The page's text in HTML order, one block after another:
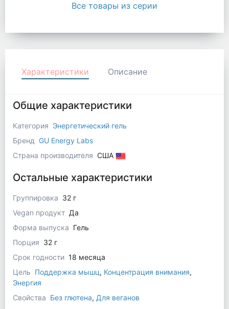
Все товары из серии
Характеристики Описание
Общие характеристики
Категория Энергетический гель
Бренд
GU Energy Labs
Страна производителя США
Остальные характеристики
Группировка 32 г
Vegan продукт Да
Форма выпуска Гель
Порция 32 г
Срок годности 18 месяца
Цель Поддержка мышц, Концентрация внимания,
Энергия
Свойства Без глютена, Для веганов